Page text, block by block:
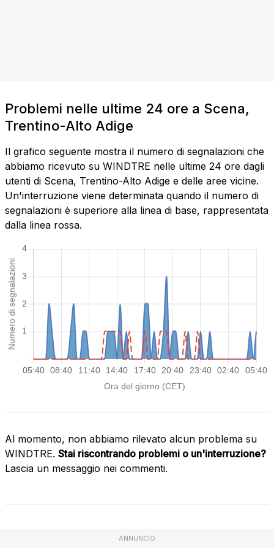
Problemi nelle ultime 24 ore a Scena,
Trentino-Alto Adige
Il grafico seguente mostra il numero di segnalazioni che
abbiamo ricevuto su WINDTRE nelle ultime 24 ore dagli
utenti di Scena, Trentino-Alto Adige e delle aree vicine.
Un'interruzione viene determinata quando il numero di
segnalazioni è superiore alla linea di base, rappresentata
dalla linea rossa.
Al momento, non abbiamo rilevato alcun problema su
WINDTRE. Stai riscontrando problemi o un'interruzione?
Lascia un messaggio nei commenti.
ANNUNCIO